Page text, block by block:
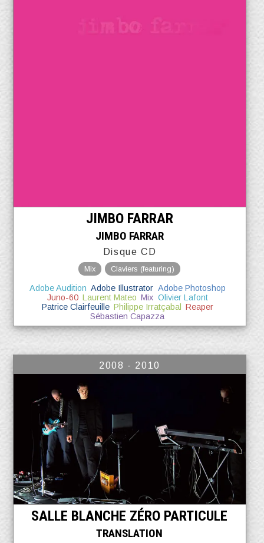
JIMBO FARRAR
JIMBO FARRAR
Disque CD
Mix Claviers (featuring)
Adobe Audition Adobe Illustrator Adobe Photoshop
Juno-60 Laurent Mateo Mix Olivier Lafont
Patrice Clairfeuille Philippe Irratçabal
Reaper
Sébastien Capazza
2008 - 2010
SALLE BLANCHE ZÉRO PARTICULE
TRANSLATION